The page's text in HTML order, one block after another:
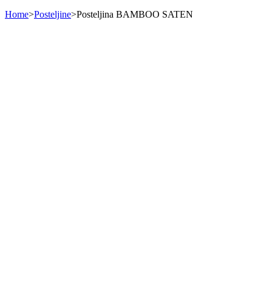
Home>Posteljine>Posteljina BAMBOO SATEN